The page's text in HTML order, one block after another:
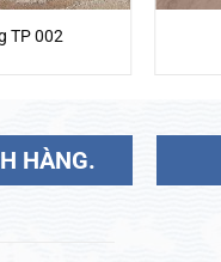
TP 002
HÀNG.